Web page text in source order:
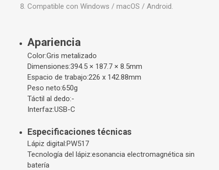
Compatible con Windows / macOS / Android.
Apariencia
Color:Gris metalizado
Dimensiones:394.5 × 187.7 × 8.5mm
Espacio de trabajo:226 x 142.88mm
Peso neto:650g
Táctil al dedo:-
Interfaz:USB-C
Especificaciones técnicas
Lápiz digital:PW517
Tecnología del lápiz:esonancia electromagnética sin
batería